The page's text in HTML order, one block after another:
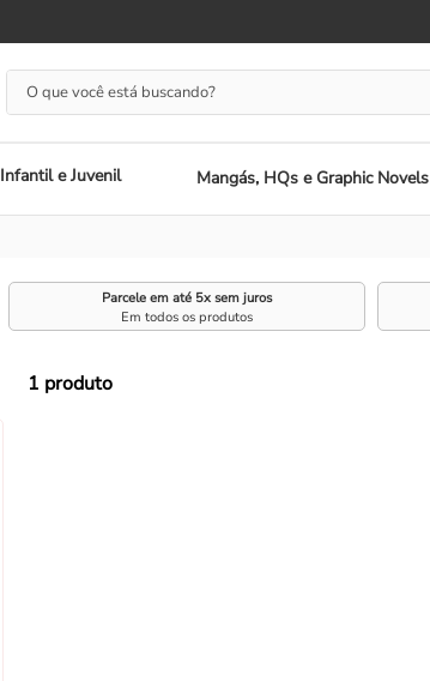
O que você está buscando?
Infantil e Juvenil Mangás, HQs e Graphic Novels
Parcele em até 5x sem juros
Em todos os produtos
1 produto